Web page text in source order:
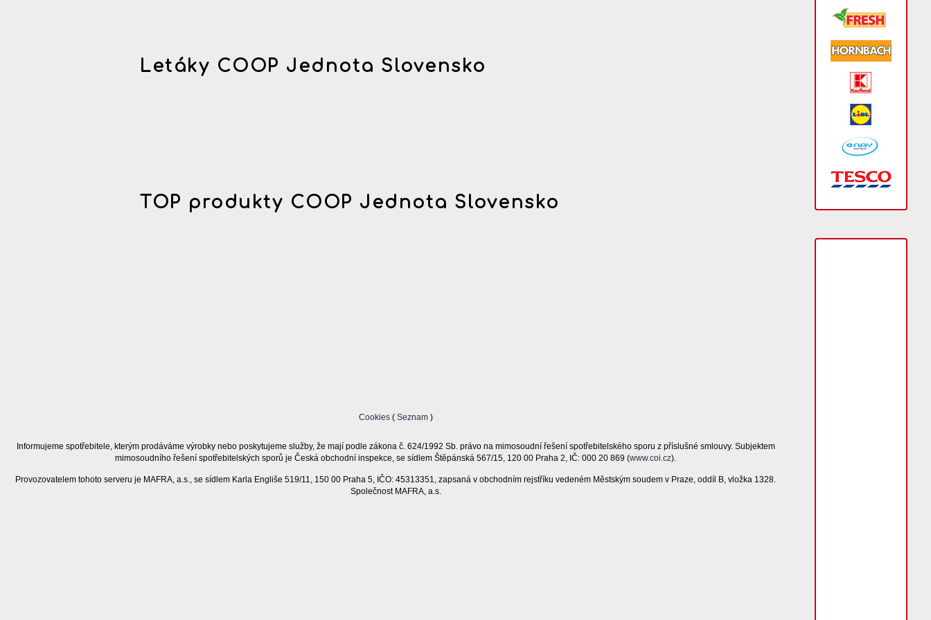
Letáky COOP Jednota Slovensko
TOP produkty COOP Jednota Slovensko
Cookies (Seznam )
Informujeme spotřebitele, kterým prodáváme výrobky nebo poskytujeme služby, že mají podle zákona č. 624/1992 Sb. právo na mimosoudní řešení spotřebitelského sporu z příslušné smlouvy. Subjektem
mimosoudního řešení spotřebitelských sporů je Česká obchodní inspekce, se sídlem Štěpánská 567/15, 120 00 Praha 2, IČ: 000 20 869 (www.coi.cz).
Provozovatelem tohoto serveru je MAFRA, a.s., se sídlem Karla Engliše 519/11, 150 00 Praha 5, IČO: 45313351, zapsaná v obchodním rejstříku vedeném Městským soudem v Praze, oddíl B, vložka 1328.
Společnost MAFRA, a.s.